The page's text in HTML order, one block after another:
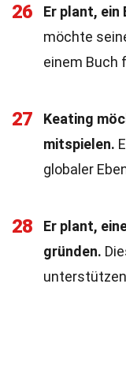
26 Er plant, ein
möchte
einem Buch
27
Keating
mitspielen.
globaler
28
Er plant,
gründen.